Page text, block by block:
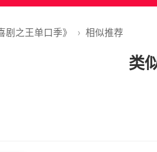
剧之王单口季》 › 相似推荐
类